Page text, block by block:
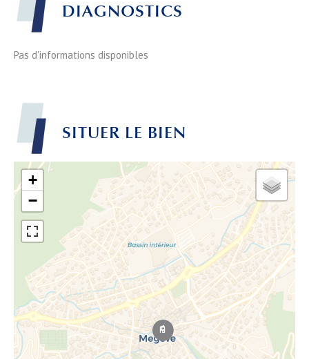
DIAGNOSTICS
Pas d'informations disponibles
SITUER LE BIEN
+
−